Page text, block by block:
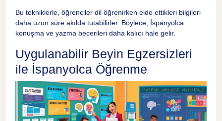
Bu tekniklerle, öğrenciler dil öğrenirken elde ettikleri bilgileri
daha uzun süre akılda tutabilirler. Böylece, İspanyolca
konuşma ve yazma becerileri daha kalıcı hale gelir.
Uygulanabilir Beyin Egzersizleri
ile İspanyolca Öğrenme